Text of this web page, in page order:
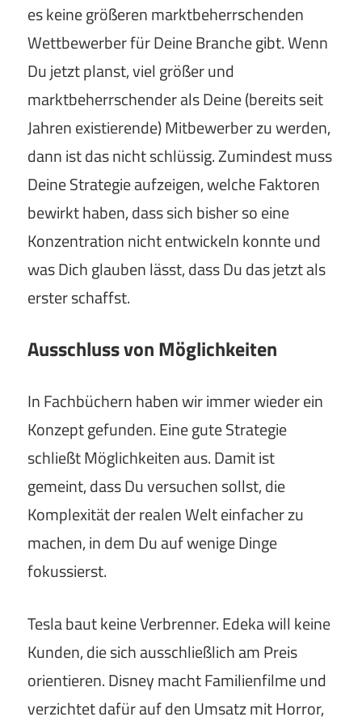
es keine größeren marktbeherrschenden
Wettbewerber für Deine Branche gibt. Wenn
Du jetzt planst, viel größer und
marktbeherrschender als Deine (bereits seit
Jahren existierende) Mitbewerber zu werden,
dann ist das nicht schlüssig. Zumindest muss
Deine Strategie aufzeigen, welche Faktoren
bewirkt haben, dass sich bisher so eine
Konzentration nicht entwickeln konnte und
was Dich glauben lässt, dass Du das jetzt als
erster schaffst.
Ausschluss von Möglichkeiten
In Fachbüchern haben wir immer wieder ein
Konzept gefunden. Eine gute Strategie
schließt Möglichkeiten aus. Damit ist
gemeint, dass Du versuchen sollst, die
Komplexität der realen Welt einfacher zu
machen, in dem Du auf wenige Dinge
fokussierst.
Tesla baut keine Verbrenner. Edeka will keine
Kunden, die sich ausschließlich am Preis
orientieren. Disney macht Familienfilme und
verzichtet dafür auf den Umsatz mit Horror,